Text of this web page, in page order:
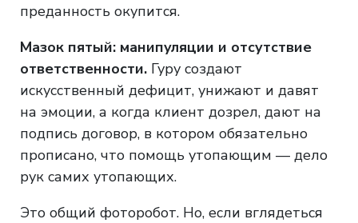
преданность окупится.
Мазок пятый: манипуляции и отсутствие
ответственности. Гуру создают
искусственный дефицит, унижают и давят
на эмоции, а когда клиент дозрел, дают на
подпись договор, в котором обязательно
прописано, что помощь утопающим — дело
рук самих утопающих.
Это общий фоторобот. Но, если вглядеться